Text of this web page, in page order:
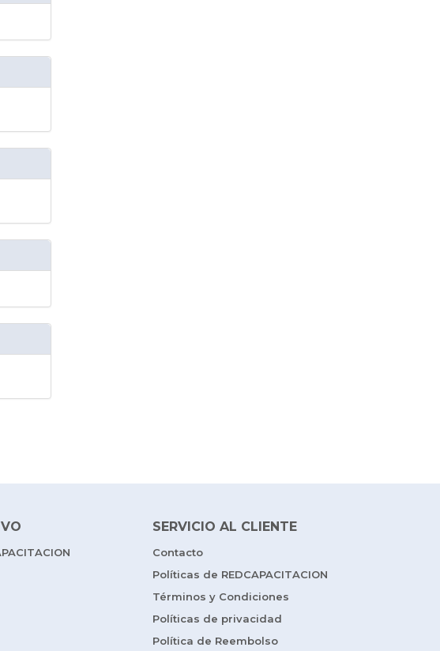
SERVICIO AL CLIENTE
Contacto
Políticas de REDCAPACITACION
Términos y Condiciones
Políticas de privacidad
Política de Reembolso